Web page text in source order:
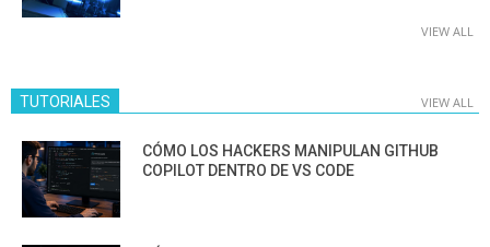
VIEW ALL
TUTORIALES VIEW ALL
CÓMO LOS HACKERS MANIPULAN GITHUB
COPILOT DENTRO DE VS CODE